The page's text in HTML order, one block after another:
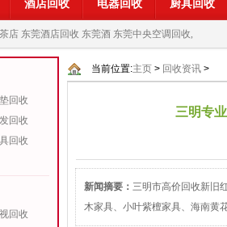
酒店回收 电器回收 厨具回收
店 东莞酒店回收 东莞酒 东莞中央空调回收,
回收
回收
回收
回收
当前位置:主页 > 回收资讯 >
三明专
新闻摘要： 三明市高价回收新旧
木家具、小叶紫檀家具、海南黄